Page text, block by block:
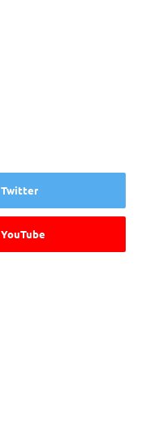
Twitter
YouTube